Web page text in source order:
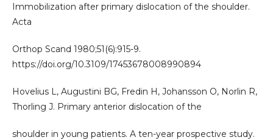
Immobilization after primary dislocation of the shoulder.
Acta
Orthop Scand 1980;51(6):915-9.
https://doi.org/10.3109/17453678008990894
Hovelius L, Augustini BG, Fredin H, Johansson O, Norlin R,
Thorling J. Primary anterior dislocation of the
shoulder in young patients. A ten-year prospective study.